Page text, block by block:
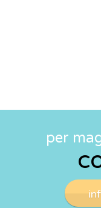
per